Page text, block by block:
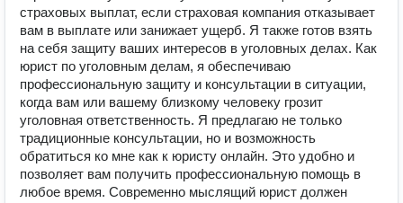
страховых выплат, если страховая компания отказывает
вам в выплате или занижает ущерб. Я также готов взять
на себя защиту ваших интересов в уголовных делах. Как
юрист по уголовным делам, я обеспечиваю
профессиональную защиту и консультации в ситуации,
когда вам или вашему близкому человеку грозит
уголовная ответственность. Я предлагаю не только
традиционные консультации, но и возможность
обратиться ко мне как к юристу онлайн. Это удобно и
позволяет вам получить профессиональную помощь в
любое время. Современно мыслящий юрист должен